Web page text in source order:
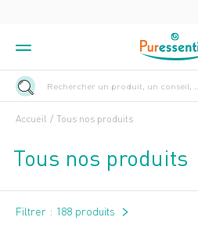
Rechercher un produit, un conseil, ...
Accueil Tous nos produits
Tous nos produits
Filtrer : 188 produits